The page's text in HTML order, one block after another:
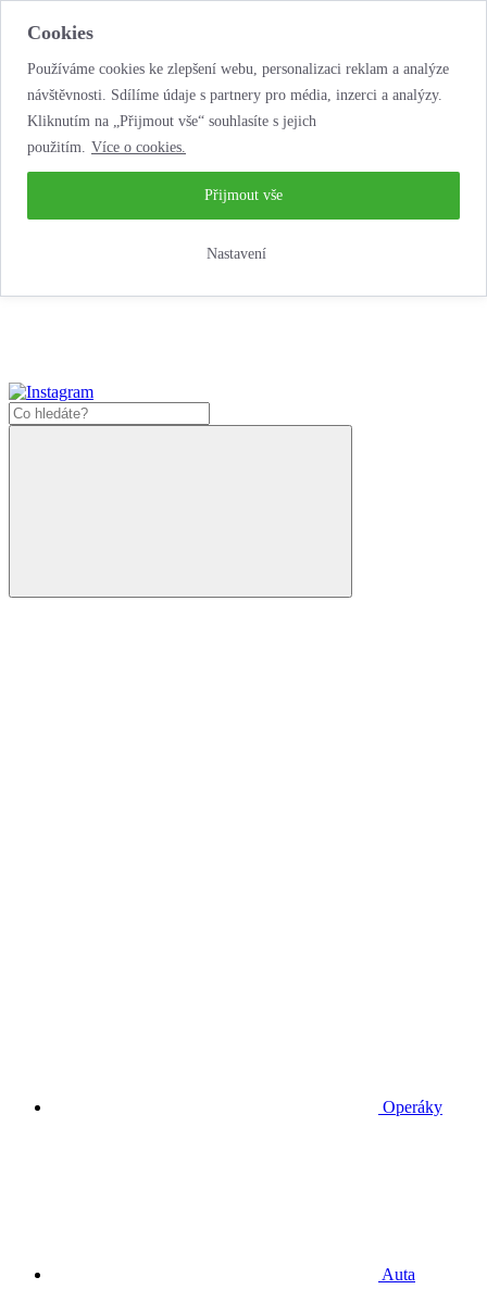
Cookies
Používáme cookies ke zlepšení webu, personalizaci reklam a analýze
návštěvnosti. Sdílíme údaje s partnery pro média, inzerci a analýzy.
Kliknutím na „Přijmout vše“ souhlasíte s jejich
použitím. Více o cookies.
Nastavení
Přijmout vše
...neobyčejná jízda životem!
Operáky
Auta